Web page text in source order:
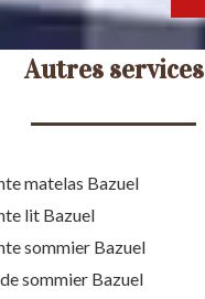
Autres services
matelas Bazuel
lit Bazuel
sommier Bazuel
sommier Bazuel